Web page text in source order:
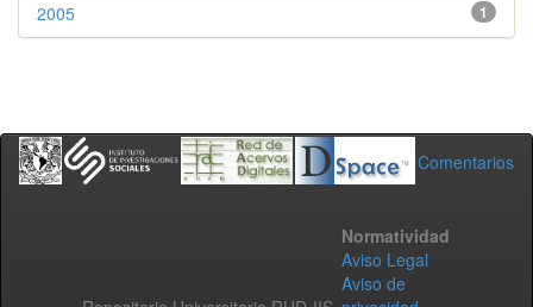
1
2005
Comentarios
Normatividad
Aviso Legal
Aviso de